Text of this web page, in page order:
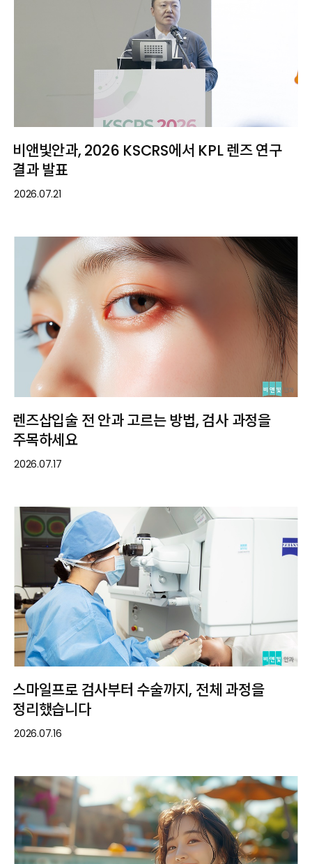
비앤빛안과, 2026 KSCRS에서 KPL 렌즈 연구
결과 발표
2026.07.21
렌즈삽입술 전 안과 고르는 방법, 검사 과정을
주목하세요
2026.07.17
스마일프로 검사부터 수술까지, 전체 과정을
정리했습니다
2026.07.16